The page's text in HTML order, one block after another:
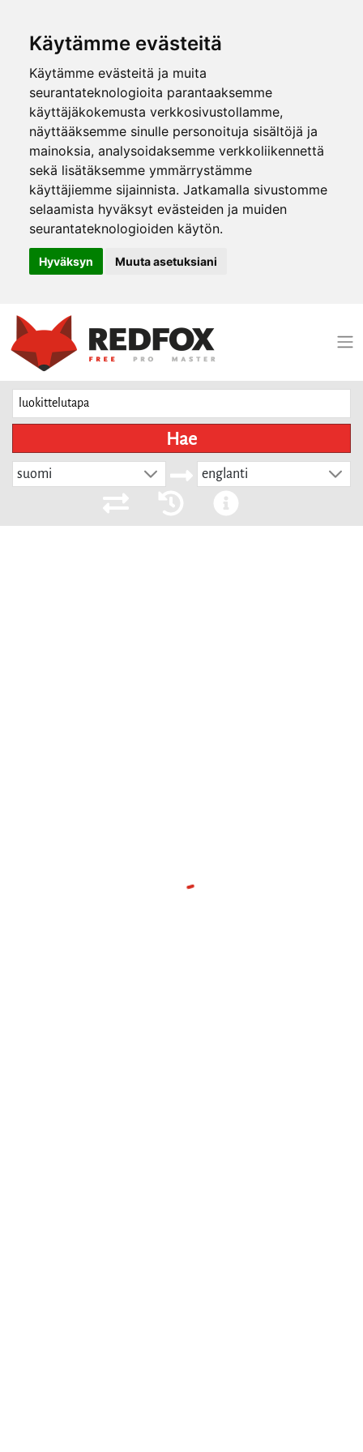
Käytämme evästeitä
Käytämme evästeitä ja muita
seurantateknologioita parantaaksemme
käyttäjäkokemusta verkkosivustollamme,
näyttääksemme sinulle personoituja sisältöjä ja
mainoksia, analysoidaksemme verkkoliikennettä
sekä lisätäksemme ymmärrystämme
käyttäjiemme sijainnista. Jatkamalla sivustomme
selaamista hyväksyt evästeiden ja muiden
seurantateknologioiden käytön.
Hyväksyn Muuta asetuksiani
Hae
suomi englanti